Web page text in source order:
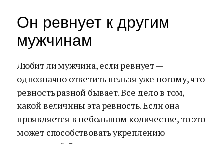
Он ревнует к другим
мужчинам
Любит ли мужчина, если ревнует —
однозначно ответить нельзя уже потому, что
ревность разной бывает. Все дело в том,
какой величины эта ревность. Если она
проявляется в небольшом количестве, то это
может способствовать укреплению